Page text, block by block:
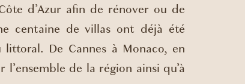
d’Azur afin de rénover ou de
centaine de villas ont déjà été
De Cannes à Monaco, en
de la région ainsi qu’à